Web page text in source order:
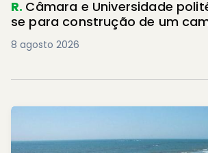
R. Câmara e Universidade
se para construção de um
8 agosto 2026